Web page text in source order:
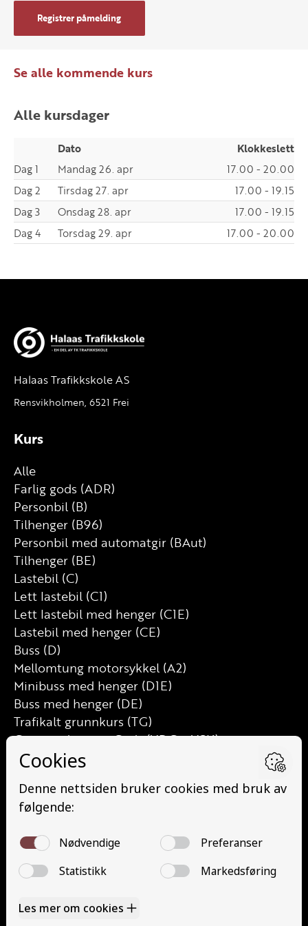
Registrer påmelding
Se alle kommende kurs
Alle kursdager
Dato
Klokkeslett
Dag 1
Mandag 26. apr
17.00 - 20.00
Dag 2
Tirsdag 27. apr
17.00 - 19.15
Dag 3
Onsdag 28. apr
17.00 - 19.15
Dag 4
Torsdag 29. apr 17.00 - 20.00
Halaas Trafikkskole AS
Rensvikholmen, 6521 Frei
Kurs
Alle
Farlig gods (ADR)
Personbil (B)
Tilhenger (B96)
Personbil med automatgir (BAut)
Tilhenger (BE)
Lastebil (C)
Lett lastebil (C1)
Lett lastebil med henger (C1E)
Lastebil med henger (CE)
Buss (D)
Mellomtung motorsykkel (A2)
Minibuss med henger (D1E)
Buss med henger (DE)
Trafikalt grunnkurs (TG)
Grunnutdanning Gods (YDG – YSK)
Grunnutdanning Person (YDP – YSK)
YSK Gods etterutdanning (EYDG)
Nettbasert teorikurs (Teorikurs)
Løfteredskap G11 (Løfteredskap G11)
Lastebilkran (G8) (Lastebilkran (G8))
Motorsykkel (A)
Kontakt